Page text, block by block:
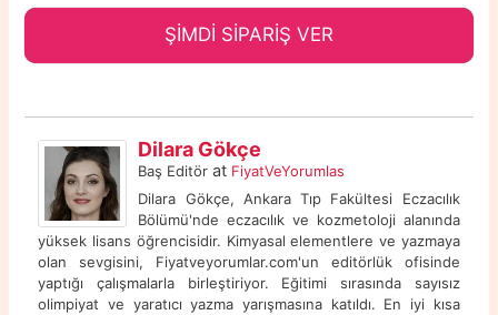
ŞİMDİ SİPARİŞ VER
Dilara Gökçe
Baş Editör at FiyatVeYorumlas
Dilara Gökçe, Ankara Tıp Fakültesi Eczacılık
Bölümü'nde eczacılık ve kozmetoloji alanında
yüksek lisans öğrencisidir. Kimyasal elementlere ve yazmaya
olan sevgisini, Fiyatveyorumlar.com'un editörlük ofisinde
yaptığı çalışmalarla birleştiriyor. Eğitimi sırasında sayısız
olimpiyat ve yaratıcı yazma yarışmasına katıldı. En iyi kısa